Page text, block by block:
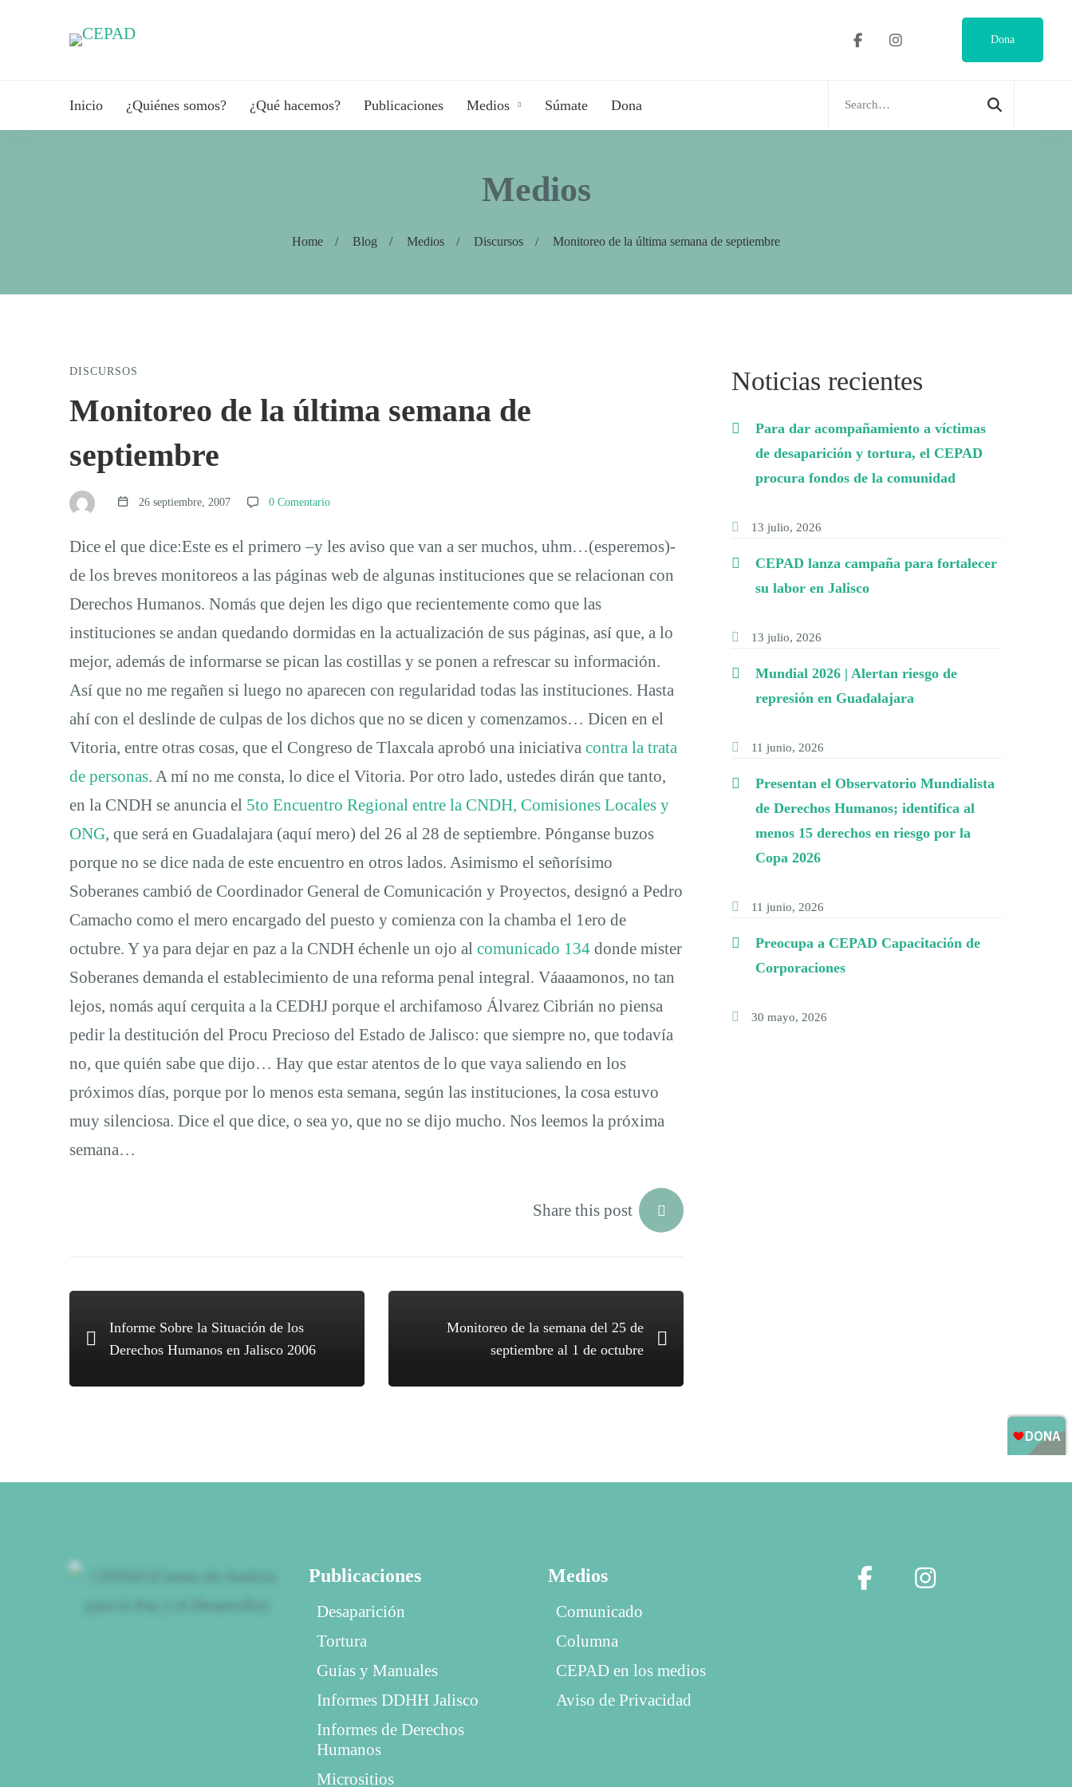
Dona
Inicio ¿Quiénes somos? ¿Qué hacemos? Publicaciones Medios Súmate Dona
Medios
Home Blog Medios Discursos Monitoreo de la última semana de septiembre
Monitoreo
de
la
última
semana
de
septiembre
DISCURSOS
Monitoreo de la última semana de
septiembre
26 septiembre, 2007 0 Comentario
Dice el que dice:Este es el primero –y les aviso que van a ser muchos, uhm…(esperemos)-
de los breves monitoreos a las páginas web de algunas instituciones que se relacionan con
Derechos Humanos. Nomás que dejen les digo que recientemente como que las
instituciones se andan quedando dormidas en la actualización de sus páginas, así que, a lo
mejor, además de informarse se pican las costillas y se ponen a refrescar su información.
Así que no me regañen si luego no aparecen con regularidad todas las instituciones. Hasta
ahí con el deslinde de culpas de los dichos que no se dicen y comenzamos… Dicen en el
Vitoria, entre otras cosas, que el Congreso de Tlaxcala aprobó una iniciativa contra la trata
de personas. A mí no me consta, lo dice el Vitoria. Por otro lado, ustedes dirán que tanto,
en la CNDH se anuncia el 5to Encuentro Regional entre la CNDH, Comisiones Locales y
ONG, que será en Guadalajara (aquí mero) del 26 al 28 de septiembre. Pónganse buzos
porque no se dice nada de este encuentro en otros lados. Asimismo el señorísimo
Soberanes cambió de Coordinador General de Comunicación y Proyectos, designó a Pedro
Camacho como el mero encargado del puesto y comienza con la chamba el 1ero de
octubre. Y ya para dejar en paz a la CNDH échenle un ojo al comunicado 134 donde mister
Soberanes demanda el establecimiento de una reforma penal integral. Váaaamonos, no tan
lejos, nomás aquí cerquita a la CEDHJ porque el archifamoso Álvarez Cibrián no piensa
pedir la destitución del Procu Precioso del Estado de Jalisco: que siempre no, que todavía
no, que quién sabe que dijo… Hay que estar atentos de lo que vaya saliendo en los
próximos días, porque por lo menos esta semana, según las instituciones, la cosa estuvo
muy silenciosa. Dice el que dice, o sea yo, que no se dijo mucho. Nos leemos la próxima
semana…
Share this post
Informe Sobre la Situación de los
Derechos Humanos en Jalisco 2006
Monitoreo de la semana del 25 de
septiembre al 1 de octubre
Noticias recientes
Para dar acompañamiento a víctimas
de desaparición y tortura, el CEPAD
procura fondos de la comunidad
13 julio, 2026
CEPAD lanza campaña para fortalecer
su labor en Jalisco
13 julio, 2026
Mundial 2026 | Alertan riesgo de
represión en Guadalajara
11 junio, 2026
Presentan el Observatorio Mundialista
de Derechos Humanos; identifica al
menos 15 derechos en riesgo por la
Copa 2026
11 junio, 2026
Preocupa a CEPAD Capacitación de
Corporaciones
30 mayo, 2026
Publicaciones
Desaparición
Tortura
Guías y Manuales
Informes DDHH Jalisco
Informes de Derechos
Humanos
Micrositios
Medios
Comunicado
Columna
CEPAD en los medios
Aviso de Privacidad